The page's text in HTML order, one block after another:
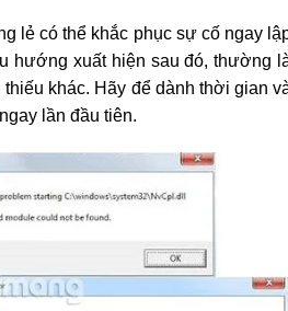
lẻ có thể khắc phục sự cố ngay
hướng xuất hiện sau đó, thường
khác. Hãy để dành thời gian
lần đầu tiên.